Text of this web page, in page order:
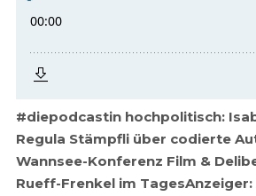
#diepodcastin hochpolitisch:
Regula Stämpfli über codierte
Wannsee-Konferenz Film &
Rueff-Frenkel im